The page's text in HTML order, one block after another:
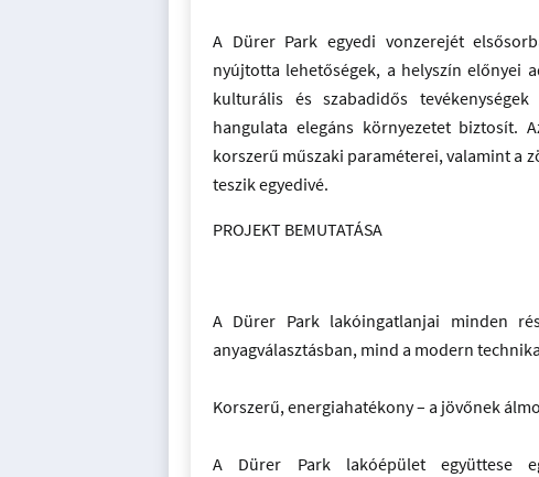
A Dürer Park egyedi vonzerejét
nyújtotta lehetőségek, a helyszín előnyei
kulturális és szabadidős
hangulata elegáns környezetet biztosít.
korszerű műszaki paraméterei, valamint a
teszik egyedivé.
PROJEKT BEMUTATÁSA
A Dürer Park lakóingatlanjai minden
anyagválasztásban, mind a modern
Korszerű, energiahatékony – a jövőnek
A Dürer Park lakóépület együttese